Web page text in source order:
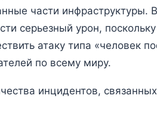
части инфраструктуры.
серьезный урон,
атаку типа «человек
по всему миру.
инцидентов,